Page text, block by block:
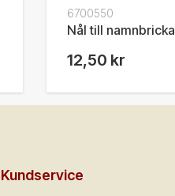
6700550
Nål till namnbricka
12,50 kr
Kundservice